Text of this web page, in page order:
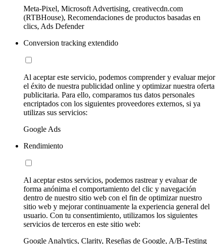
Meta-Pixel, Microsoft Advertising, creativecdn.com
(RTBHouse), Recomendaciones de productos basadas en
clics, Ads Defender
Conversion tracking extendido
Al aceptar este servicio, podemos comprender y evaluar mejor
el éxito de nuestra publicidad online y optimizar nuestra oferta
publicitaria. Para ello, comparamos tus datos personales
encriptados con los siguientes proveedores externos, si ya
utilizas sus servicios:
Google Ads
Rendimiento
Al aceptar estos servicios, podemos rastrear y evaluar de
forma anónima el comportamiento del clic y navegación
dentro de nuestro sitio web con el fin de optimizar nuestro
sitio web y mejorar continuamente la experiencia general del
usuario. Con tu consentimiento, utilizamos los siguientes
servicios de terceros en este sitio web:
Google Analytics, Clarity, Reseñas de Google, A/B-Testing